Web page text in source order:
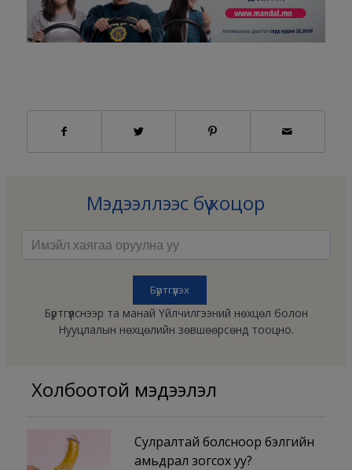
Мэдээллээс бүү хоцор
Бүртгүүлснээр та манай Үйлчилгээний нөхцөл болон
Нууцлалын нөхцөлийн зөвшөөрсөнд тооцно.
Холбоотой мэдээлэл
Сулралтай болсноор бэлгийн
амьдрал зогсох уу?